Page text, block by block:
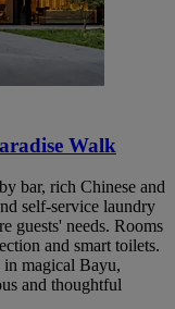
Walk
bar, rich Chinese and
self-service laundry
guests' needs. Rooms
and smart toilets.
magical Bayu,
and thoughtful